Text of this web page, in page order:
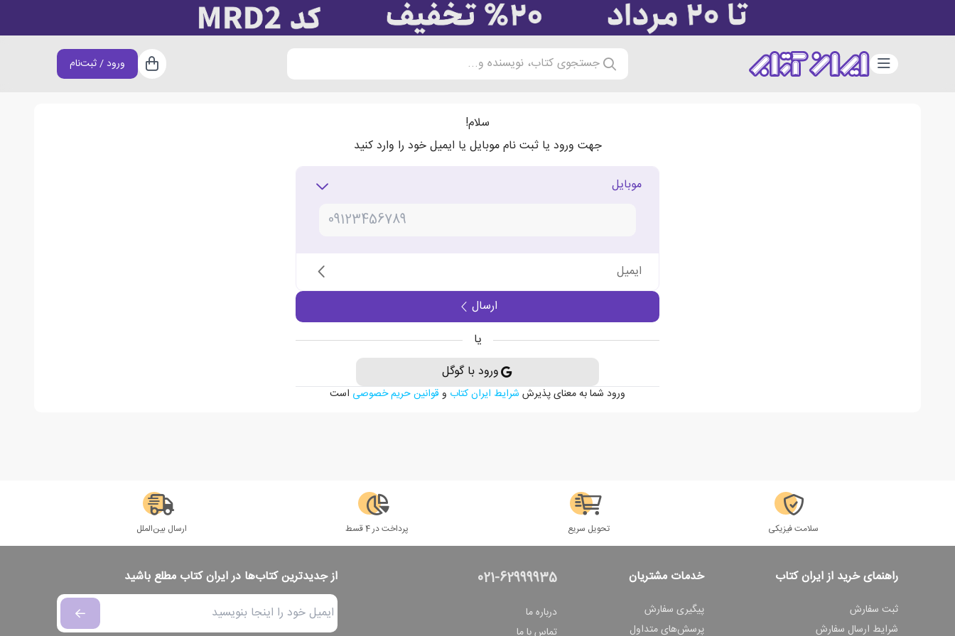
دسته‌بندی جستجوی کتاب، نویسنده و... سبد خرید
ورود / ثبت‌نام
سلام!
جهت ورود یا ثبت نام موبایل یا ایمیل خود را وارد کنید
موبایل
ایمیل
ارسال
یا
ورود با گوگل
ورود شما به معنای پذیرش شرایط ایران کتاب و قوانین حریم خصوصی است
سلامت فیزیکی تحویل سریع پرداخت در 4 قسط ارسال بین‌الملل
راهنمای خرید از ایران کتاب
ثبت سفارش
شرایط ارسال سفارش
خدمات مشتریان
پیگیری سفارش
پرسش‌های متداول
021-62999935
درباره ما
تماس با ما
از جدیدترین کتاب‌ها در ایران کتاب مطلع باشید